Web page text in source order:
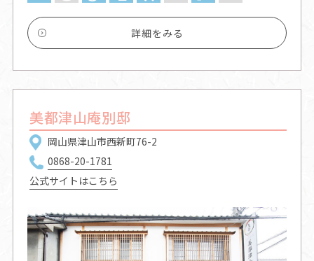
詳細をみる
美都津山庵別邸
岡山県津山市西新町76-2
0868-20-1781
公式サイトはこちら